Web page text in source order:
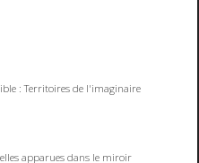
: Territoires de l'imaginaire
apparues dans le miroir